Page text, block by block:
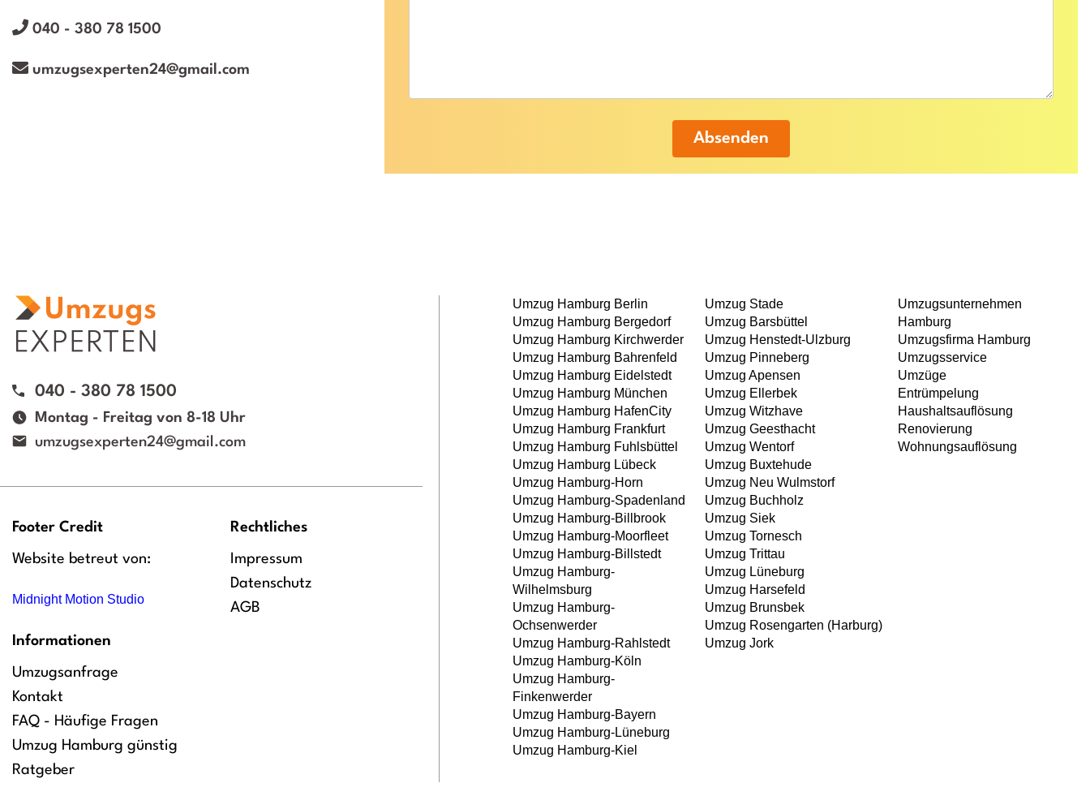
040 - 380 78 1500
umzugsexperten24@gmail.com
Absenden
040 - 380 78 1500
Montag - Freitag von 8-18 Uhr
umzugsexperten24@gmail.com
Footer Credit
Website betreut von:
Midnight Motion Studio
Informationen
Umzugsanfrage
Kontakt
FAQ - Häufige Fragen
Umzug Hamburg günstig
Ratgeber
Rechtliches
Impressum
Datenschutz
AGB
Umzug Hamburg Berlin
Umzug Hamburg Bergedorf
Umzug Hamburg Kirchwerder
Umzug Hamburg Bahrenfeld
Umzug Hamburg Eidelstedt
Umzug Hamburg München
Umzug Hamburg HafenCity
Umzug Hamburg Frankfurt
Umzug Hamburg Fuhlsbüttel
Umzug Hamburg Lübeck
Umzug Hamburg-Horn
Umzug Hamburg-Spadenland
Umzug Hamburg-Billbrook
Umzug Hamburg-Moorfleet
Umzug Hamburg-Billstedt
Umzug Hamburg-
Wilhelmsburg
Umzug Hamburg-
Ochsenwerder
Umzug Hamburg-Rahlstedt
Umzug Hamburg-Köln
Umzug Hamburg-
Finkenwerder
Umzug Hamburg-Bayern
Umzug Hamburg-Lüneburg
Umzug Hamburg-Kiel
Umzug Stade
Umzug Barsbüttel
Umzug Henstedt-Ulzburg
Umzug Pinneberg
Umzug Apensen
Umzug Ellerbek
Umzug Witzhave
Umzug Geesthacht
Umzug Wentorf
Umzug Buxtehude
Umzug Neu Wulmstorf
Umzug Buchholz
Umzug Siek
Umzug Tornesch
Umzug Trittau
Umzug Lüneburg
Umzug Harsefeld
Umzug Brunsbek
Umzug Rosengarten (Harburg)
Umzug Jork
Umzugsunternehmen
Hamburg
Umzugsfirma Hamburg
Umzugsservice
Umzüge
Entrümpelung
Haushaltsauflösung
Renovierung
Wohnungsauflösung